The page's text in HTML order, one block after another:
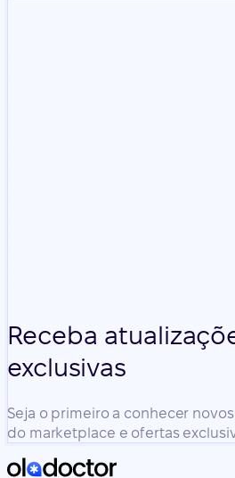
Receba
exclusivas
Seja o primeiro a conhecer
do marketplace e ofertas